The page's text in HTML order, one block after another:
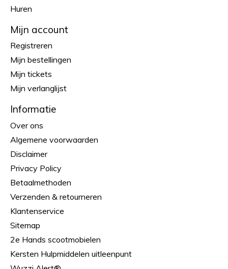
Huren
Mijn account
Registreren
Mijn bestellingen
Mijn tickets
Mijn verlanglijst
Informatie
Over ons
Algemene voorwaarden
Disclaimer
Privacy Policy
Betaalmethoden
Verzenden & retourneren
Klantenservice
Sitemap
2e Hands scootmobielen
Kersten Hulpmiddelen uitleenpunt